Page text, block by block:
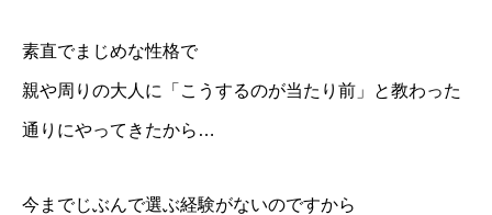
素直でまじめな性格で
親や周りの大人に「こうするのが当たり前」と教わった
通りにやってきたから…
今までじぶんで選ぶ経験がないのですから